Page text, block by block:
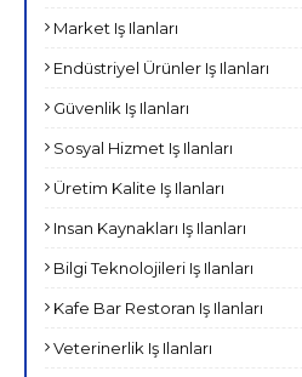
Market Iş Ilanları
Endüstriyel Ürünler Iş Ilanları
Güvenlik Iş Ilanları
Sosyal Hizmet Iş Ilanları
Üretim Kalite Iş Ilanları
Insan Kaynakları Iş Ilanları
Bilgi Teknolojileri Iş Ilanları
Kafe Bar Restoran Iş Ilanları
Veterinerlik Iş Ilanları